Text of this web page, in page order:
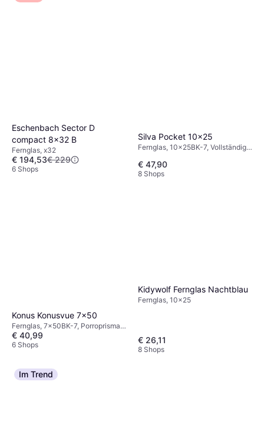
Eschenbach Sector D
compact 8x32 B
Fernglas, x32
€ 194,53€ 229
6 Shops
Silva Pocket 10x25
Fernglas, 10x25BK-7, Vollständig
€ 47,90
8 Shops
Konus Konusvue 7x50
Fernglas, 7x50BK-7, Porroprisma,
Beschichtet
€ 40,99
6 Shops
Kidywolf Fernglas Nachtblau
Fernglas, 10x25
€ 26,11
8 Shops
Im Trend